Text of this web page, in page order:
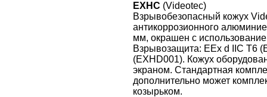
EXHC (Videotec)
Взрывобезопасный кожух
антикоррозионного
мм, окрашен с
Взрывозащита: EEx d IIC T6
(EXHD001). Кожух
экраном. Стандартная
дополнительно может
козырьком.